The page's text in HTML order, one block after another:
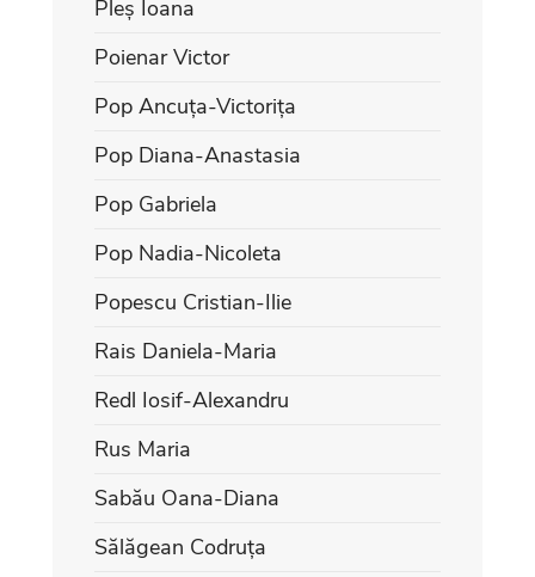
Pleș Ioana
Poienar Victor
Pop Ancuța-Victorița
Pop Diana-Anastasia
Pop Gabriela
Pop Nadia-Nicoleta
Popescu Cristian-Ilie
Rais Daniela-Maria
Redl Iosif-Alexandru
Rus Maria
Sabău Oana-Diana
Sălăgean Codruța